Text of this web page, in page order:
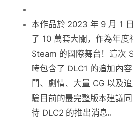
本作品於 2023 年 9 月 1
了 10 萬套大關，作為年度
Steam 的國際舞台！這次
時包含了 DLC1 的追加內
鬥、劇情、大量 CG 以及
驗目前的最完整版本建議
待 DLC2 的推出消息。